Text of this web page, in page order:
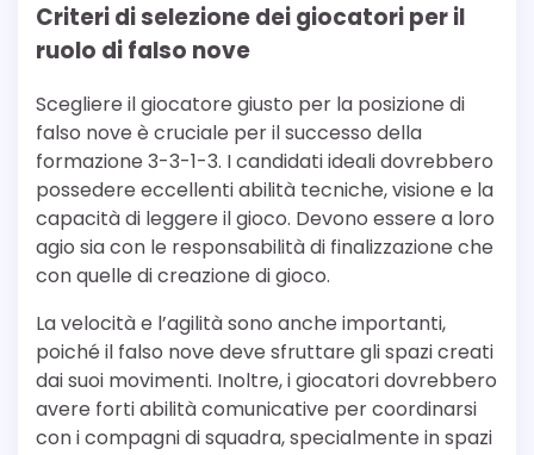
Criteri di selezione dei giocatori per il
ruolo di falso nove
Scegliere il giocatore giusto per la posizione di
falso nove è cruciale per il successo della
formazione 3-3-1-3. I candidati ideali dovrebbero
possedere eccellenti abilità tecniche, visione e la
capacità di leggere il gioco. Devono essere a loro
agio sia con le responsabilità di finalizzazione che
con quelle di creazione di gioco.
La velocità e l’agilità sono anche importanti,
poiché il falso nove deve sfruttare gli spazi creati
dai suoi movimenti. Inoltre, i giocatori dovrebbero
avere forti abilità comunicative per coordinarsi
con i compagni di squadra, specialmente in spazi